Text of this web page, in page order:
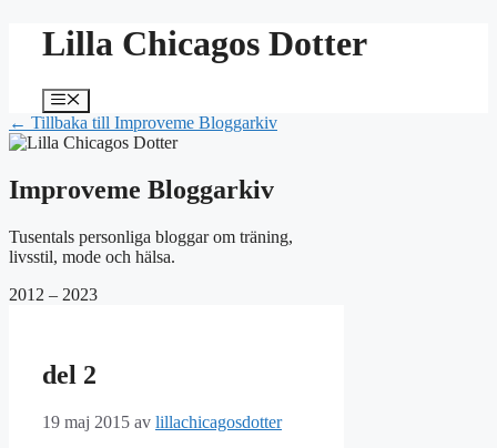
HoppaLilla Chicagos Dotter
Meny
← Tillbaka till Improveme Bloggarkiv
Improveme Bloggarkiv
Tusentals personliga bloggar om träning,
livsstil, mode och hälsa.
2012 – 2023
del 2
19 maj 2015 av lillachicagosdotter